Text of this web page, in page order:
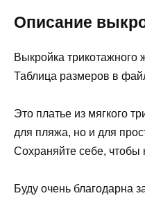
Описание
Выкройка трикотажного
Таблица размеров в
Это платье из мягкого
для пляжа, но и для
Сохраняйте себе, чтобы
Буду очень благодарна